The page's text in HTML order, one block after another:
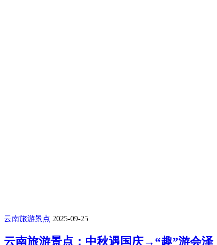
云南旅游景点 2025-09-25
云南旅游景点：中秋遇国庆→“趣”游会泽